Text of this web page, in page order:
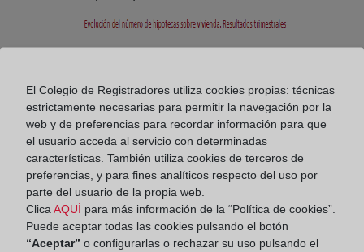
El Colegio de Registradores utiliza cookies propias: técnicas
estrictamente necesarias para permitir la navegación por la
web y de preferencias para recordar información para que
el usuario acceda al servicio con determinadas
características. También utiliza cookies de terceros de
preferencias, y para fines analíticos respecto del uso por
parte del usuario de la propia web.
Clica AQUÍ para más información de la “Política de cookies”.
Puede aceptar todas las cookies pulsando el botón
“Aceptar” o configurarlas o rechazar su uso pulsando el